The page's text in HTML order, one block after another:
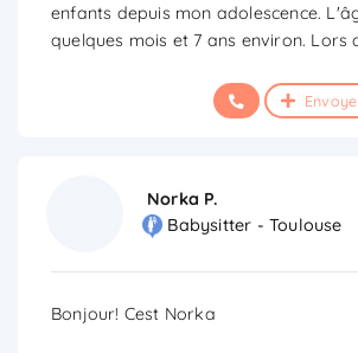
enfants depuis mon adolescence.
quelques mois et 7 ans environ. Lors
Norka P.
Babysitter - Toulouse
Bonjour! Cest Norka